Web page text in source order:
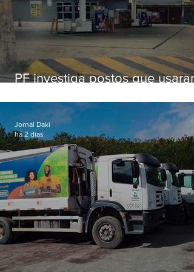
PF investiga postos que usaram
secretário morto em 2020
Jornal Daki
há 2 dias